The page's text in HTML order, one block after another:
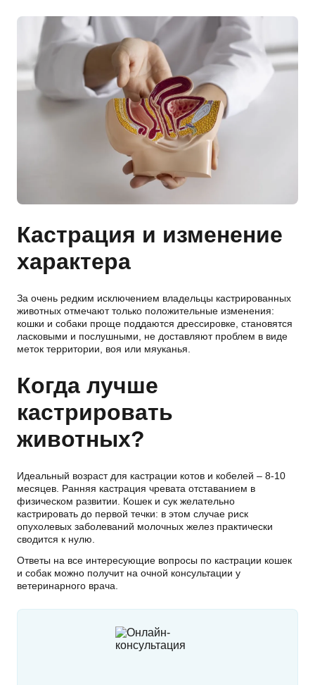
Кастрация и изменение
характера
За очень редким исключением владельцы кастрированных
животных отмечают только положительные изменения:
кошки и собаки проще поддаются дрессировке, становятся
ласковыми и послушными, не доставляют проблем в виде
меток территории, воя или мяуканья.
Когда лучше
кастрировать
животных?
Идеальный возраст для кастрации котов и кобелей – 8-10
месяцев. Ранняя кастрация чревата отставанием в
физическом развитии. Кошек и сук желательно
кастрировать до первой течки: в этом случае риск
опухолевых заболеваний молочных желез практически
сводится к нулю.
Ответы на все интересующие вопросы по кастрации кошек
и собак можно получит на очной консультации у
ветеринарного врача.